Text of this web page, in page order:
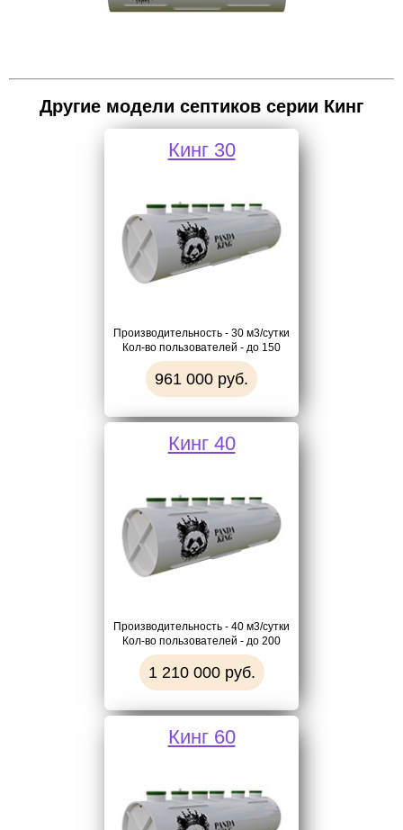
Другие модели септиков серии Кинг
Кинг 30
Производительность - 30 м3/сутки
Кол-во пользователей - до 150
961 000 руб.
Кинг 40
Производительность - 40 м3/сутки
Кол-во пользователей - до 200
1 210 000 руб.
Кинг 60